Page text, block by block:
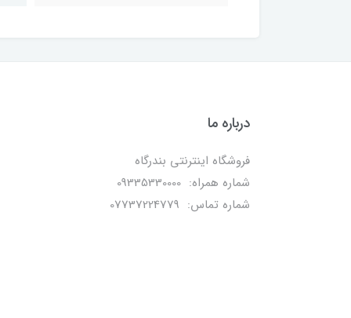
درباره ما
فروشگاه اینترنتی بندرگاه
شماره همراه: 09335330000
شماره تماس: 07737224779